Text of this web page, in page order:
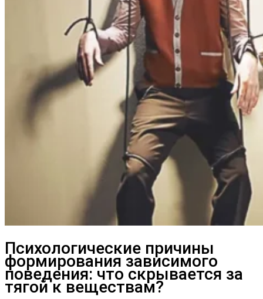
Психологические причины
формирования зависимого
поведения: что скрывается за
тягой к веществам?